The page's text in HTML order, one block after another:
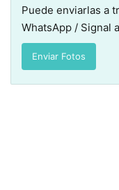
Puede enviarlas a
WhatsApp / Signal
Enviar Fotos